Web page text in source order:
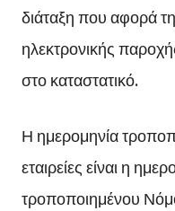
διάταξη που αφορά
ηλεκτρονικής
στο καταστατικό.
Η ημερομηνία
εταιρείες είναι η
τροποποιημένου